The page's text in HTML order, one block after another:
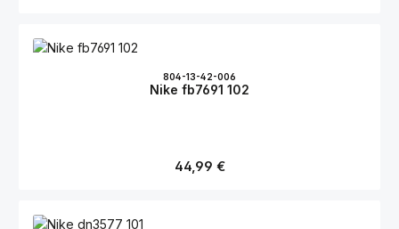
804-13-42-006
Nike fb7691 102
Regulärer Preis:
44,99 €